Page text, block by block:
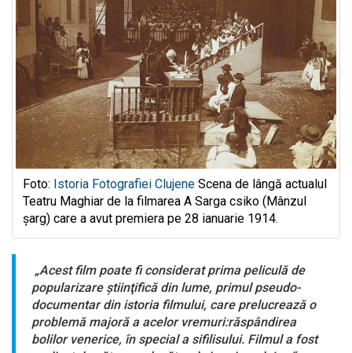
Foto: Istoria Fotografiei Clujene Scena de lângă actualul
Teatru Maghiar de la filmarea A Sarga csiko (Mânzul
șarg) care a avut premiera pe 28 ianuarie 1914.
„Acest film poate fi considerat prima peliculă de
popularizare ştiinţifică din lume, primul pseudo-
documentar din istoria filmului, care prelucrează o
problemă majoră a acelor vremuri:răspândirea
bolilor venerice, în special a sifilisului. Filmul a fost